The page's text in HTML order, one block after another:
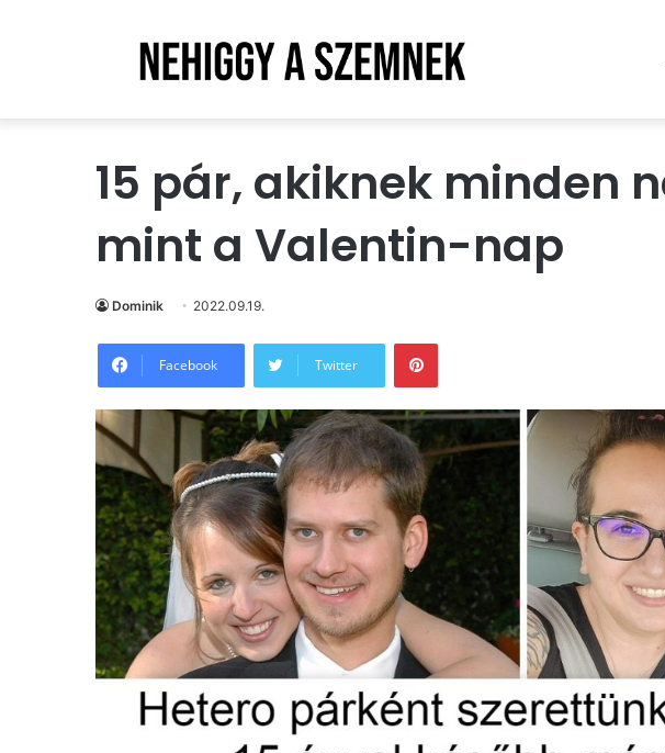
15 pár, akiknek minden
mint a Valentin-nap
Dominik 2022.09.19.
Facebook Twitter
Pinterest